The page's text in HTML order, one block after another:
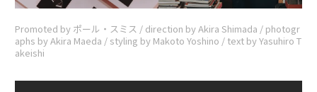
Promoted by ポール・スミス / direction by Akira Shimada / photogr
aphs by Akira Maeda / styling by Makoto Yoshino / text by Yasuhiro T
akeishi